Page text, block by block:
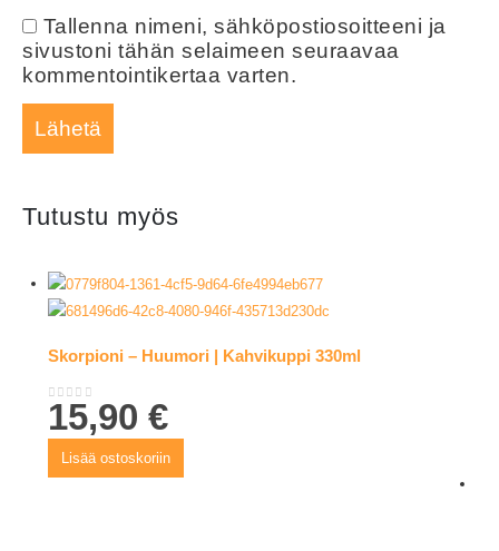
Tallenna nimeni, sähköpostiosoitteeni ja
sivustoni tähän selaimeen seuraavaa
kommentointikertaa varten.
Tutustu myös
Skorpioni – Huumori | Kahvikuppi 330ml
0out of 5
15,90€
Lisää ostoskoriin